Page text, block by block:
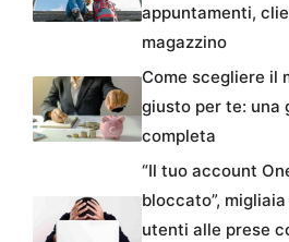
appuntamenti,
magazzino
Come scegliere il
giusto per te: una
completa
“Il tuo account
bloccato”, migliaia
utenti alle prese